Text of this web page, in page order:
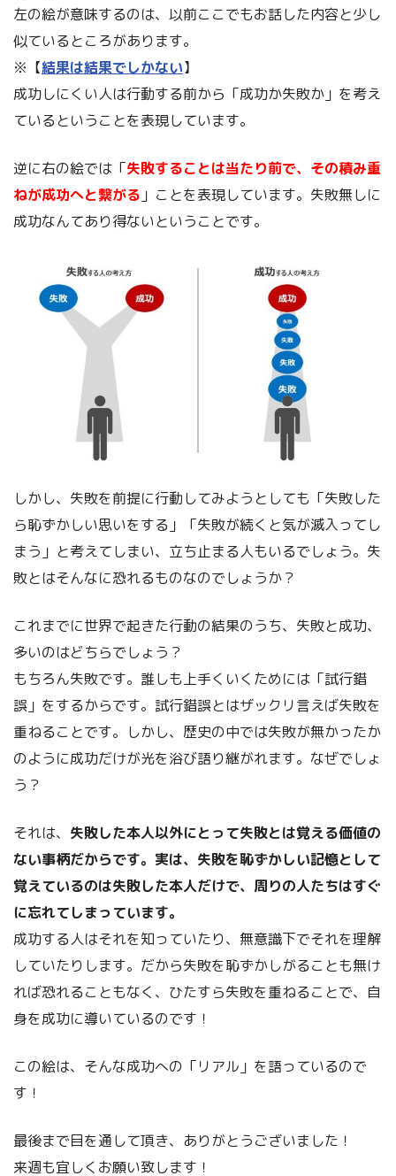
左の絵が意味するのは、以前ここでもお話した内容と少し
似ているところがあります。
※【結果は結果でしかない】
成功しにくい人は行動する前から「成功か失敗か」を考え
ているということを表現しています。
逆に右の絵では「失敗することは当たり前で、その積み重
ねが成功へと繋がる 」ことを表現しています。失敗無しに
成功なんてあり得ないということです。
しかし、失敗を前提に行動してみようとしても「失敗した
ら恥ずかしい思いをする」「失敗が続くと気が滅入ってし
まう」と考えてしまい、立ち止まる人もいるでしょう。失
敗とはそんなに恐れるものなのでしょうか？
これまでに世界で起きた行動の結果のうち、失敗と成功、
多いのはどちらでしょう？
もちろん失敗です。誰しも上手くいくためには「試行錯
誤」をするからです。試行錯誤とはザックリ言えば失敗を
重ねることです。しかし、歴史の中では失敗が無かったか
のように成功だけが光を浴び語り継がれます。なぜでしょ
う？
それは、 失敗した本人以外にとって失敗とは覚える価値の
ない事柄だからです。実は、失敗を恥ずかしい記憶として
覚えているのは失敗した本人だけで、周りの人たちはすぐ
に忘れてしまっています。
成功する人はそれを知っていたり、無意識下でそれを理解
していたりします。だから失敗を恥ずかしがることも無け
れば恐れることもなく、ひたすら失敗を重ねることで、自
身を成功に導いているのです！
この絵は、そんな成功への「リアル」を語っているので
す！
最後まで目を通して頂き、ありがとうございました！
来週も宜しくお願い致します！